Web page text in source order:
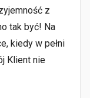
z
tak być! Na
kiedy w pełni
Klient nie